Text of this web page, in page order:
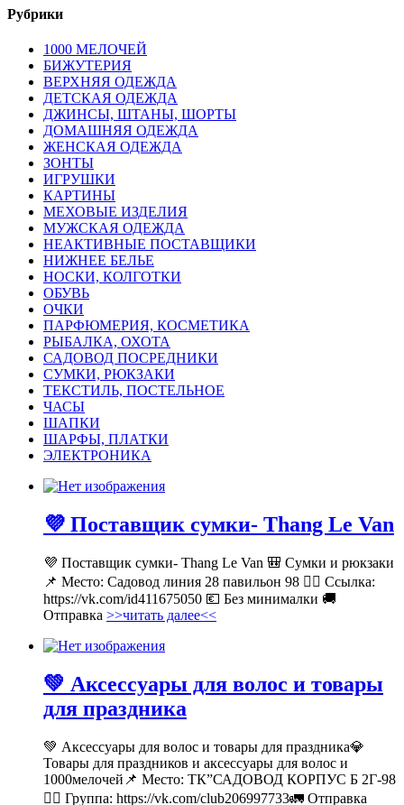
Рубрики
1000 МЕЛОЧЕЙ
БИЖУТЕРИЯ
ВЕРХНЯЯ ОДЕЖДА
ДЕТСКАЯ ОДЕЖДА
ДЖИНСЫ, ШТАНЫ, ШОРТЫ
ДОМАШНЯЯ ОДЕЖДА
ЖЕНСКАЯ ОДЕЖДА
ЗОНТЫ
ИГРУШКИ
КАРТИНЫ
МЕХОВЫЕ ИЗДЕЛИЯ
МУЖСКАЯ ОДЕЖДА
НЕАКТИВНЫЕ ПОСТАВЩИКИ
НИЖНЕЕ БЕЛЬЕ
НОСКИ, КОЛГОТКИ
ОБУВЬ
ОЧКИ
ПАРФЮМЕРИЯ, КОСМЕТИКА
РЫБАЛКА, ОХОТА
САДОВОД ПОСРЕДНИКИ
СУМКИ, РЮКЗАКИ
ТЕКСТИЛЬ, ПОСТЕЛЬНОЕ
ЧАСЫ
ШАПКИ
ШАРФЫ, ПЛАТКИ
ЭЛЕКТРОНИКА
💜 Поставщик сумки- Thang Le Van
💜 Поставщик сумки- Thang Le Van 🎒 Сумки и рюкзаки
📌 Место: Садовод линия 28 павильон 98 👉🏻 Ссылка:
https://vk.com/id411675050 💶 Без минималки 🚚
Отправка >>читать далее<<
💚 Аксессуары для волос и товары
для праздника
💚 Аксессуары для волос и товары для праздника💎
Товары для праздников и аксессуары для волос и
1000мелочей📌 Место: ТК”САДОВОД КОРПУС Б 2Г-98
👉🏻 Группа: https://vk.com/club206997733🚛 Отправка